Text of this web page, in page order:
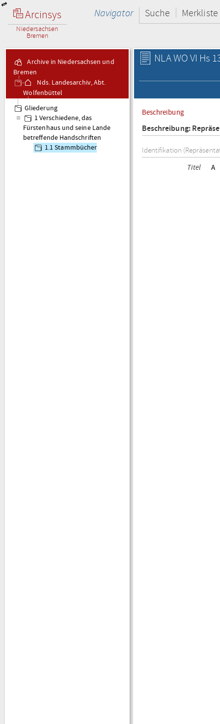
Arcinsys
Niedersachsen
Bremen
Navigator Suche Merkliste
Archive in Niedersachsen und
Bremen
Nds. Landesarchiv, Abt.
Wolfenbüttel
Gliederung
1 Verschiedene, das
Fürstenhaus und seine Lande
betreffende Handschriften
1.1 Stammbücher
NLA WO VI Hs
Beschreibung
Beschreibung:
Identifikation
Titel A